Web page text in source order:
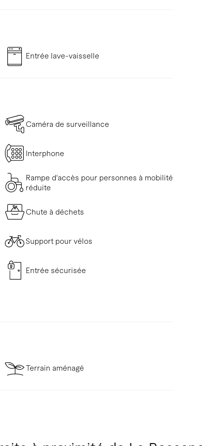
Entrée lave-vaisselle
Caméra de surveillance
Interphone
Rampe d'accès pour personnes à mobilité
réduite
Chute à déchets
Support pour vélos
Entrée sécurisée
Terrain aménagé